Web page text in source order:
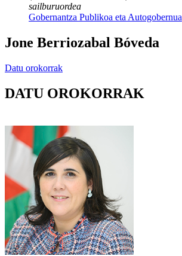
sailburuordea
Gobernantza Publikoa eta Autogobernua
Jone Berriozabal Bóveda
Datu orokorrak
DATU OROKORRAK